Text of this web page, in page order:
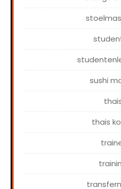
sushi
thais